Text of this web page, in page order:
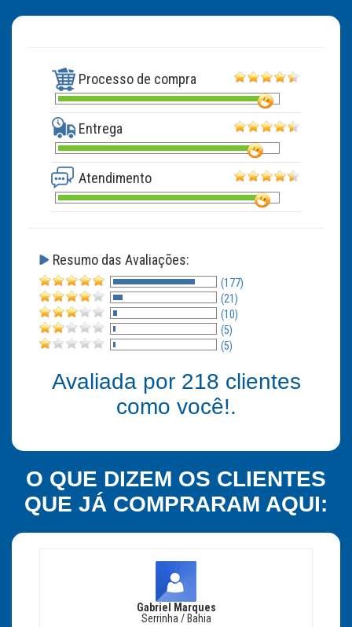
Processo de compra
Entrega
Atendimento
Resumo das Avaliações:
(177)
(21)
(10)
(5)
(5)
Avaliada por 218 clientes
como você!.
O QUE DIZEM OS CLIENTES
QUE JÁ COMPRARAM AQUI:
Gabriel Marques
Serrinha / Bahia